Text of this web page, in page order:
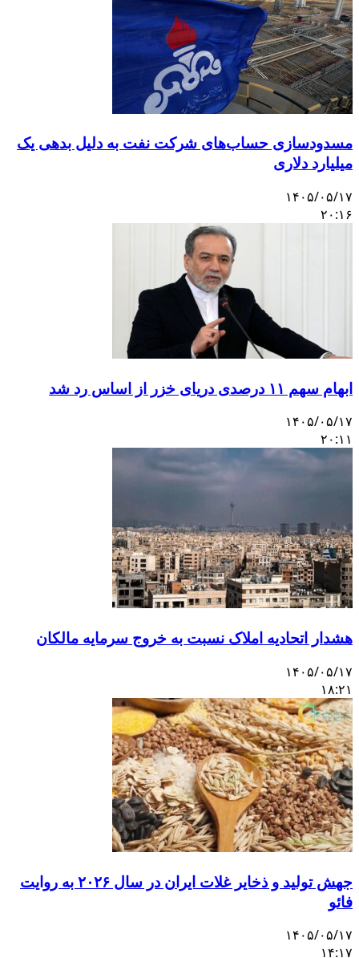
مسدودسازی حساب‌های شرکت نفت به دلیل بدهی یک
میلیارد دلاری
۱۴۰۵/۰۵/۱۷
۲۰:۱۶
ابهام سهم ۱۱ درصدی دریای خزر از اساس رد شد
۱۴۰۵/۰۵/۱۷
۲۰:۱۱
هشدار اتحادیه املاک نسبت به خروج سرمایه مالکان
۱۴۰۵/۰۵/۱۷
۱۸:۲۱
جهش تولید و ذخایر غلات ایران در سال ۲۰۲۶ به روایت
فائو
۱۴۰۵/۰۵/۱۷
۱۴:۱۷